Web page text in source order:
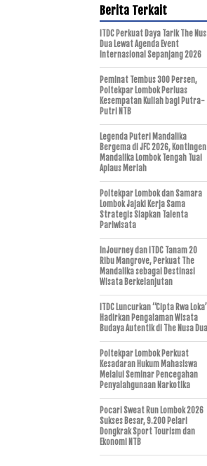
Berita Terkait
ITDC Perkuat Daya Tarik The
Dua Lewat Agenda Event
Internasional Sepanjang 2026
Peminat Tembus 300 Persen,
Poltekpar Lombok Perluas
Kesempatan Kuliah bagi Putra-
Putri NTB
Legenda Puteri Mandalika
Bergema di JFC 2026, Kontingen
Mandalika Lombok Tengah Tuai
Aplaus Meriah
Poltekpar Lombok dan Samara
Lombok Jajaki Kerja Sama
Strategis Siapkan Talenta
Pariwisata
InJourney dan ITDC Tanam 20
Ribu Mangrove, Perkuat The
Mandalika sebagai Destinasi
Wisata Berkelanjutan
ITDC Luncurkan “Cipta Rwa
Hadirkan Pengalaman Wisata
Budaya Autentik di The Nusa Dua
Poltekpar Lombok Perkuat
Kesadaran Hukum Mahasiswa
Melalui Seminar Pencegahan
Penyalahgunaan Narkotika
Pocari Sweat Run Lombok 2026
Sukses Besar, 9.200 Pelari
Dongkrak Sport Tourism dan
Ekonomi NTB